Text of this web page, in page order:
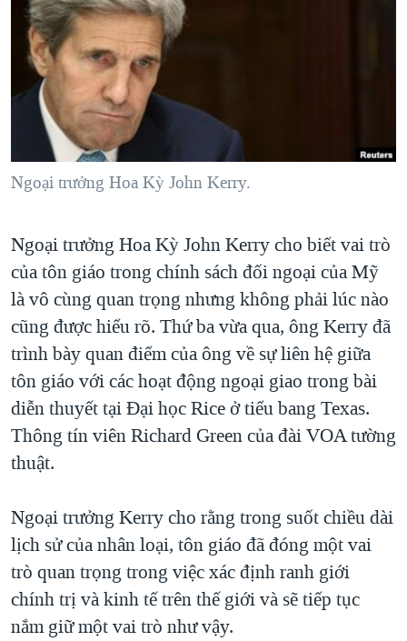
"Tìm"NGƯỜI VIỆT HẢI NGOẠI
ĐỜI SỐNG
KINH TẾ
KHOA HỌC
SỨC KHOẺ
VĂN HOÁ
GIÁO DỤC
TẠI
HÀNH TRÌNH BẦU CỬ 2024
MỘT NĂM CHIẾN TRANH TẠI DẢI GAZA
GIẢI MÃ VÀNH ĐAI & CON ĐƯỜNG
NGÀY TỊ NẠN THẾ GIỚI
CÁC GIÁ TRỊ CỘNG HÒA Ở VIỆT NAM
THƯỢNG ĐỈNH TRUMP-KIM TẠI VIỆT NAM
TRỊNH VĨNH BÌNH VS. CHÍNH PHỦ VIỆT NAM
NGƯ DÂN VIỆT VÀ LÀN SÓNG TRỘM HẢI SÂM
BÊN KIA QUỐC LỘ: TIẾNG VỌNG TỪ NÔNG THÔN MỸ
QUAN HỆ VIỆT MỸ
VIDEO
NGHE
MẠNG XÃ HỘI
Ngôn ngữ khác
Ngoại trưởng Hoa Kỳ John Kerry.
Ngoại trưởng Hoa Kỳ John Kerry cho biết vai trò
của tôn giáo trong chính sách đối ngoại của Mỹ
là vô cùng quan trọng nhưng không phải lúc nào
cũng được hiểu rõ. Thứ ba vừa qua, ông Kerry đã
trình bày quan điểm của ông về sự liên hệ giữa
tôn giáo với các hoạt động ngoại giao trong bài
diễn thuyết tại Đại học Rice ở tiểu bang Texas.
Thông tín viên Richard Green của đài VOA tường
thuật.
Ngoại trưởng Kerry cho rằng trong suốt chiều dài
lịch sử của nhân loại, tôn giáo đã đóng một vai
trò quan trọng trong việc xác định ranh giới
chính trị và kinh tế trên thế giới và sẽ tiếp tục
nắm giữ một vai trò như vậy.